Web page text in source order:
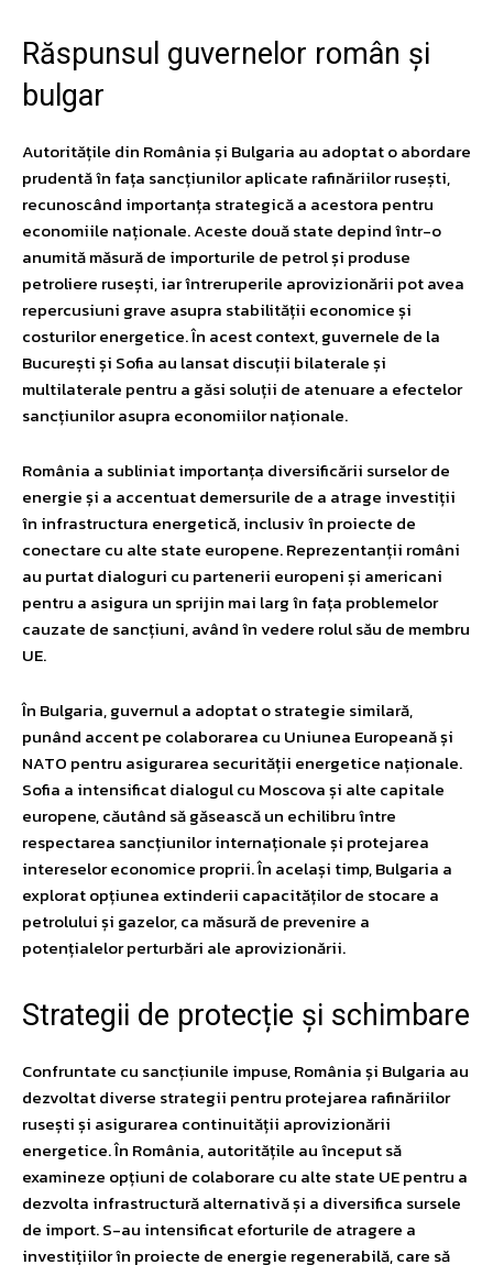
Răspunsul guvernelor român și
bulgar
Autoritățile din România și Bulgaria au adoptat o abordare
prudentă în fața sancțiunilor aplicate rafinăriilor rusești,
recunoscând importanța strategică a acestora pentru
economiile naționale. Aceste două state depind într-o
anumită măsură de importurile de petrol și produse
petroliere rusești, iar întreruperile aprovizionării pot avea
repercusiuni grave asupra stabilității economice și
costurilor energetice. În acest context, guvernele de la
București și Sofia au lansat discuții bilaterale și
multilaterale pentru a găsi soluții de atenuare a efectelor
sancțiunilor asupra economiilor naționale.
România a subliniat importanța diversificării surselor de
energie și a accentuat demersurile de a atrage investiții
în infrastructura energetică, inclusiv în proiecte de
conectare cu alte state europene. Reprezentanții români
au purtat dialoguri cu partenerii europeni și americani
pentru a asigura un sprijin mai larg în fața problemelor
cauzate de sancțiuni, având în vedere rolul său de membru
UE.
În Bulgaria, guvernul a adoptat o strategie similară,
punând accent pe colaborarea cu Uniunea Europeană și
NATO pentru asigurarea securității energetice naționale.
Sofia a intensificat dialogul cu Moscova și alte capitale
europene, căutând să găsească un echilibru între
respectarea sancțiunilor internaționale și protejarea
intereselor economice proprii. În același timp, Bulgaria a
explorat opțiunea extinderii capacităților de stocare a
petrolului și gazelor, ca măsură de prevenire a
potențialelor perturbări ale aprovizionării.
Strategii de protecție și schimbare
Confruntate cu sancțiunile impuse, România și Bulgaria au
dezvoltat diverse strategii pentru protejarea rafinăriilor
rusești și asigurarea continuității aprovizionării
energetice. În România, autoritățile au început să
examineze opțiuni de colaborare cu alte state UE pentru a
dezvolta infrastructură alternativă și a diversifica sursele
de import. S-au intensificat eforturile de atragere a
investițiilor în proiecte de energie regenerabilă, care să